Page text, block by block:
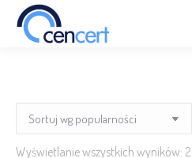
Wyświetlanie wszystkich wyników: 2